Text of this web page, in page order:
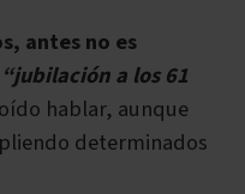
antes no es
“jubilación a los 61
hablar, aunque
determinados